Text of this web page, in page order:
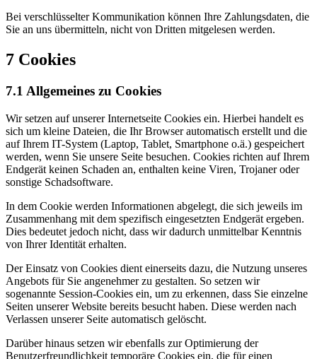
Bei verschlüsselter Kommunikation können Ihre Zahlungsdaten, die
Sie an uns übermitteln, nicht von Dritten mitgelesen werden.
7 Cookies
7.1 Allgemeines zu Cookies
Wir setzen auf unserer Internetseite Cookies ein. Hierbei handelt es
sich um kleine Dateien, die Ihr Browser automatisch erstellt und die
auf Ihrem IT-System (Laptop, Tablet, Smartphone o.ä.) gespeichert
werden, wenn Sie unsere Seite besuchen. Cookies richten auf Ihrem
Endgerät keinen Schaden an, enthalten keine Viren, Trojaner oder
sonstige Schadsoftware.
In dem Cookie werden Informationen abgelegt, die sich jeweils im
Zusammenhang mit dem spezifisch eingesetzten Endgerät ergeben.
Dies bedeutet jedoch nicht, dass wir dadurch unmittelbar Kenntnis
von Ihrer Identität erhalten.
Der Einsatz von Cookies dient einerseits dazu, die Nutzung unseres
Angebots für Sie angenehmer zu gestalten. So setzen wir
sogenannte Session-Cookies ein, um zu erkennen, dass Sie einzelne
Seiten unserer Website bereits besucht haben. Diese werden nach
Verlassen unserer Seite automatisch gelöscht.
Darüber hinaus setzen wir ebenfalls zur Optimierung der
Benutzerfreundlichkeit temporäre Cookies ein, die für einen